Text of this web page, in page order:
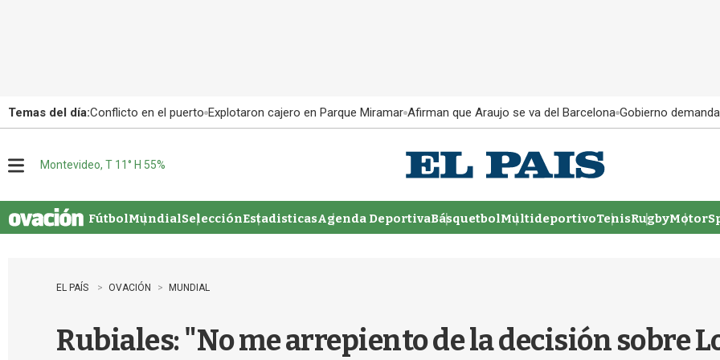
Temas del día:Conflicto en el puerto Explotaron cajero en Parque Miramar Afirman que Araujo se va del Barcelona Gobierno
u
Montevideo, T 11° H 55%
FútbolMundialSelecciónEstadisticasAgenda DeportivaBásquetbolMultideportivoTenisRugby
EL PAÍS OVACIÓN MUNDIAL
Rubiales: "No me arrepiento de la decisión sobre